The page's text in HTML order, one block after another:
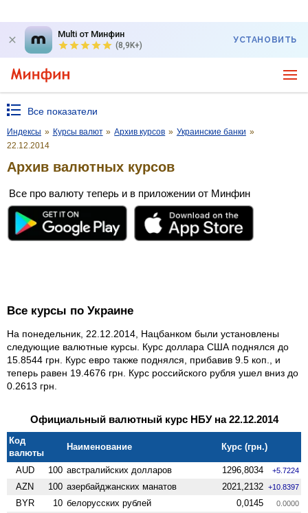
Multi от Минфин
(8,9K+)
УСТАНОВИТЬ
Все показатели
Индексы » Курсы валют » Архив курсов » Украинские банки »
22.12.2014
Архив валютных курсов
Все про валюту теперь и в приложении от Минфин
Все курсы по Украине
На понедельник, 22.12.2014, Нацбанком были установлены
следующие валютные курсы. Курс доллара США поднялся до
15.8544 грн. Курс евро также поднялся, прибавив 9.5 коп., и
теперь равен 19.4676 грн. Курс российского рубля ушел вниз до
0.2613 грн.
Официальный валютный курс НБУ на 22.12.2014
Код
валюты
Наименование Курс (грн.)
AUD 100 австралийских долларов 1296,8034 +5.7224
AZN 100 азербайджанских манатов 2021,2132 +10.8397
BYR 10 белорусских рублей 0,0145 0.0000